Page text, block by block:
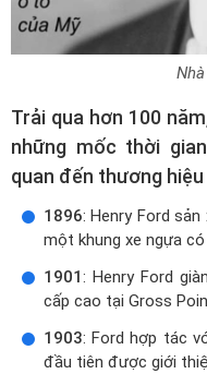
Trải qua hơn 100
những mốc thời
quan đến thương
1896: Henry Ford
một khung xe ngựa
1901 : Henry Ford
cấp cao tại Gross
1903: Ford hợp tác
đầu tiên được giới